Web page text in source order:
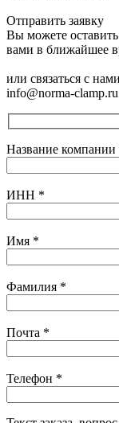
Отправить заявку
Вы можете
вами в ближайшее
или связаться с
info@norma-clamp.ru
Название компании
ИНН *
Имя *
Фамилия *
Почта *
Телефон *